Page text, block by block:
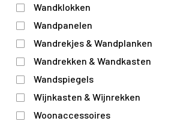
Wandklokken
Wandpanelen
Wandrekjes & Wandplanken
Wandrekken & Wandkasten
Wandspiegels
Wijnkasten & Wijnrekken
Woonaccessoires